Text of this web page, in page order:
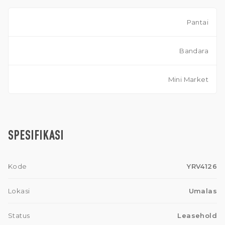
Pantai
Bandara
Mini Market
SPESIFIKASI
Kode YRV4126
Lokasi Umalas
Status Leasehold